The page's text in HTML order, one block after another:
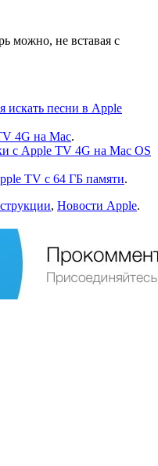
можно, не вставая с
искать песни в Apple
4G на Mac.
с Apple TV 4G на Mac OS
TV с 64 ГБ памяти.
, Новости Apple.